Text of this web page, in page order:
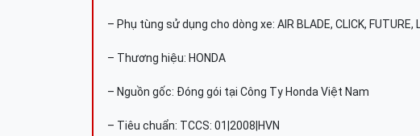
– Phụ tùng sử dụng cho dòng xe: AIR BLADE, CLICK, FUTURE,
– Thương hiệu: HONDA
– Nguồn gốc: Đóng gói tại Công Ty Honda Việt Nam
– Tiêu chuẩn: TCCS: 01|2008|HVN